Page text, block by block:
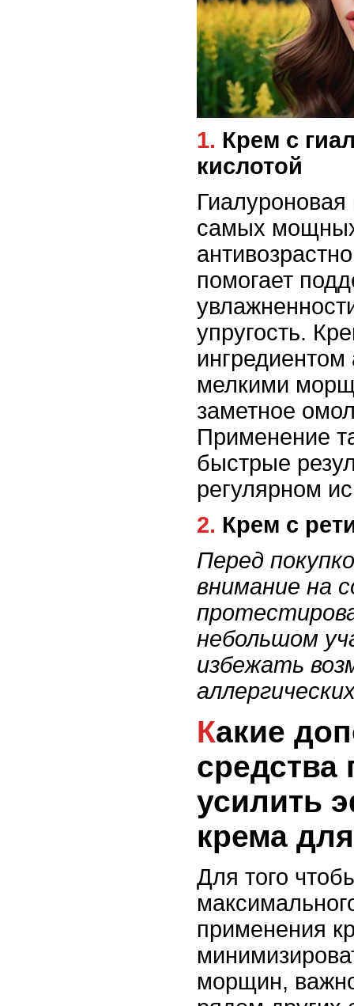
1. Крем с гиалуроновой
кислотой
Гиалуроновая
самых
помогает
упругость.
мелкими
заметное
Применение
быстрые
регулярном
2. Крем с
Перед
внимание на
небольшом
избежать
Какие дополнительные
средства
усилить
крема
Для того
применения
морщин,